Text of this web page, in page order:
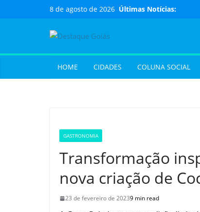
8 de agosto de 2026 Últimas Notícias:
HOME CIDADES COLUNA SOCIAL
GASTRONOMIA
Transformação
nova criação de
23 de fevereiro de 20239 min read